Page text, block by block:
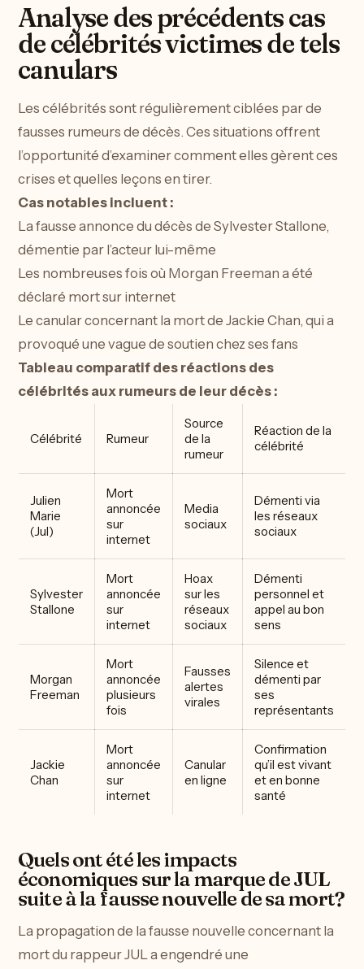
Analyse des précédents cas
de célébrités victimes de tels
canulars
Les célébrités sont régulièrement ciblées par de
fausses rumeurs de décès. Ces situations offrent
l’opportunité d’examiner comment elles gèrent ces
crises et quelles leçons en tirer.
Cas notables incluent :
La fausse annonce du décès de Sylvester Stallone,
démentie par l’acteur lui-même
Les nombreuses fois où Morgan Freeman a été
déclaré mort sur internet
Le canular concernant la mort de Jackie Chan, qui a
provoqué une vague de soutien chez ses fans
Tableau comparatif des réactions des
célébrités aux rumeurs de leur décès :
Célébrité Rumeur
Source
de la
rumeur
Réaction de la
célébrité
Julien
Marie
(Jul)
Mort
annoncée
sur
internet
Media
sociaux
Démenti via
les réseaux
sociaux
Sylvester
Stallone
Mort
annoncée
sur
internet
Hoax
sur les
réseaux
sociaux
Démenti
personnel et
appel au bon
sens
Morgan
Freeman
Mort
annoncée
plusieurs
fois
Fausses
alertes
virales
Silence et
démenti par
ses
représentants
Jackie
Chan
Mort
annoncée
sur
internet
Canular
en ligne
Confirmation
qu’il est vivant
et en bonne
santé
Quels ont été les impacts
économiques sur la marque de JUL
suite à la fausse nouvelle de sa mort?
La propagation de la fausse nouvelle concernant la
mort du rappeur JUL a engendré une